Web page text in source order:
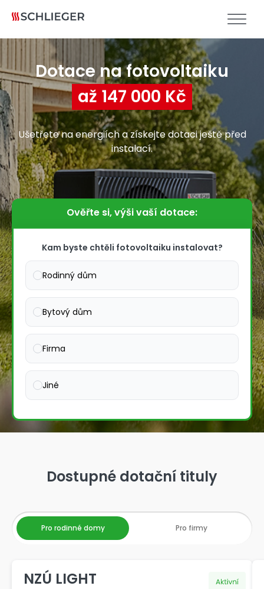
Dotace na fotovoltaiku
až 147 000 Kč
Ušetřete na energiích a získejte dotaci ještě před
instalací.
Ověřte si, výši vaší dotace:
Kam byste chtěli fotovoltaiku instalovat?
Rodinný dům
Bytový dům
Firma
Jiné
Dostupné dotační tituly
Pro rodinné domy Pro firmy
NZÚ LIGHT